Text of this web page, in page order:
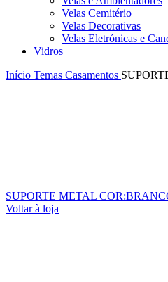
Velas Cemitério
Velas Decorativas
Velas Eletrónicas e
Vidros
Início Temas Casamentos
SUPORTE METAL
Voltar à loja